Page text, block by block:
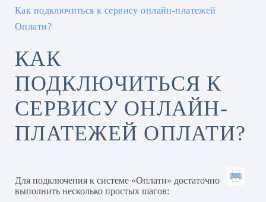
Как подключиться к сервису онлайн-платежей
Оплати?
КАК
ПОДКЛЮЧИТЬСЯ К
СЕРВИСУ ОНЛАЙН-
ПЛАТЕЖЕЙ ОПЛАТИ?
Для подключения к системе «Оплати» достаточно
выполнить несколько простых шагов: